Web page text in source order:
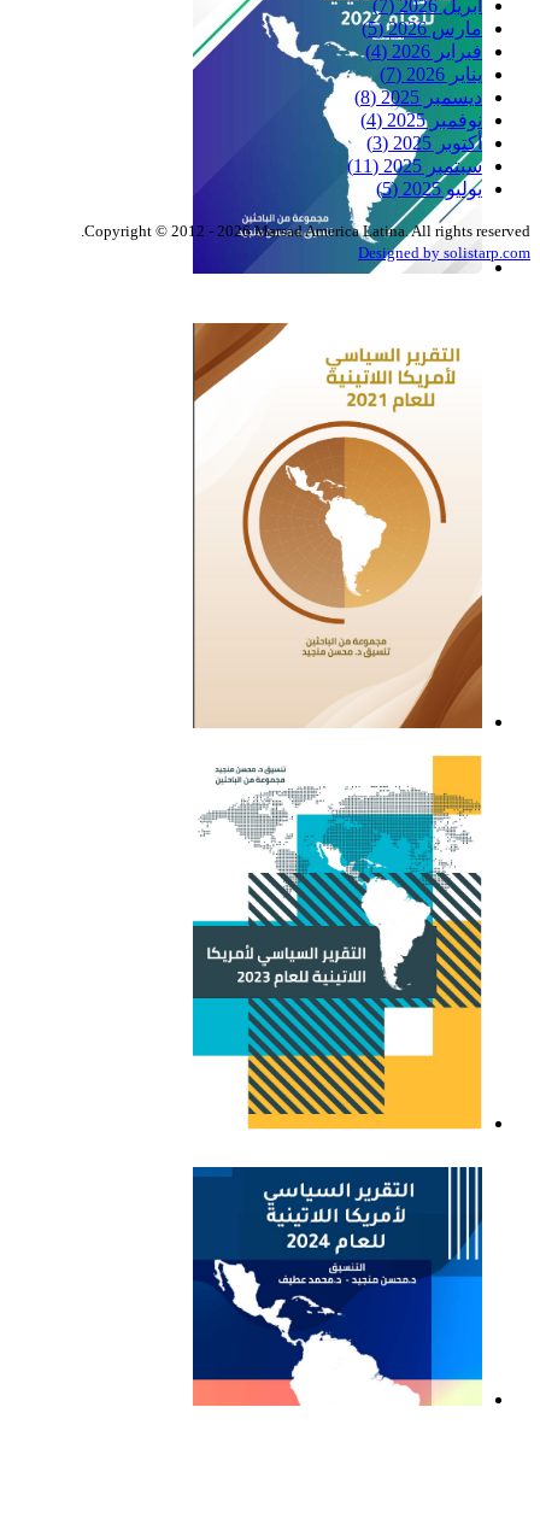
اللاتينية للعام 2023
أبريل 2026
(7)
مارس 2026
(5)
فبراير 2026
(4)
يناير 2026
(7)
ديسمبر 2025
(8)
نوفمبر 2025
(4)
أكتوبر 2025
(3)
سبتمبر 2025
(11)
يوليو 2025
(5)
Copyright © 2012 - 2026 Marsad America Latina. All rights reserved.
Designed by solistarp.com